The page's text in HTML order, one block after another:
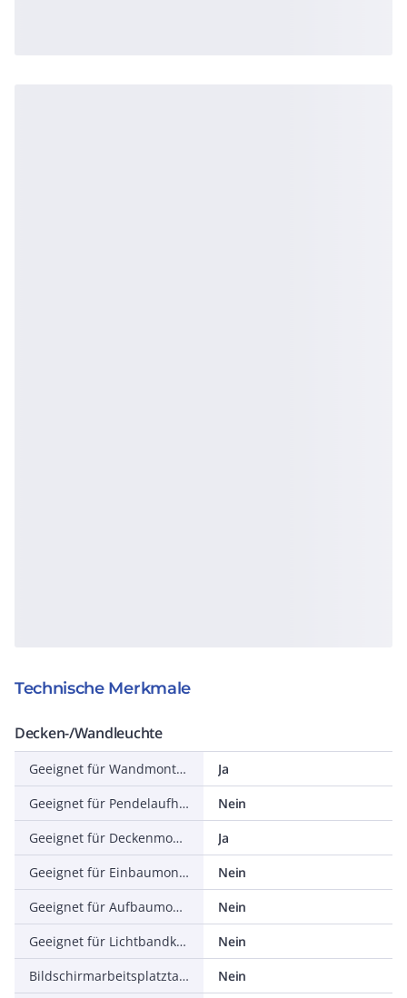
Technische Merkmale
Decken-/Wandleuchte
Geeignet für Wandmontage
Ja
Geeignet für Pendelaufhängung
Nein
Geeignet für Deckenmontage
Ja
Geeignet für Einbaumontage
Nein
Geeignet für Aufbaumontage
Nein
Geeignet für Lichtbandkonfiguration
Nein
Bildschirmarbeitsplatztauglich nach EN 12464-1
Nein